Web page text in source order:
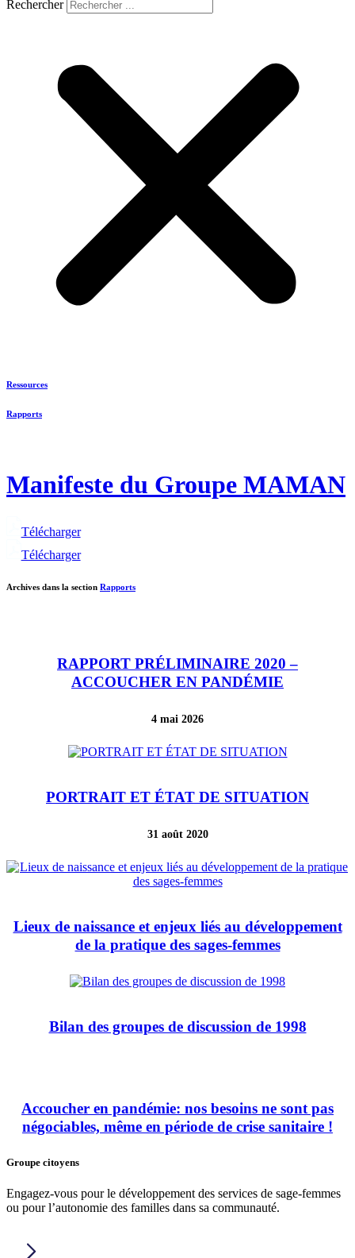
Rechercher
Ressources
Rapports
Manifeste du Groupe MAMAN
Télécharger
Télécharger
Archives dans la section Rapports
RAPPORT PRÉLIMINAIRE 2020 –
ACCOUCHER EN PANDÉMIE
4 mai 2026
PORTRAIT ET ÉTAT DE SITUATION
31 août 2020
Lieux de naissance et enjeux liés au développement
de la pratique des sages-femmes
Bilan des groupes de discussion de 1998
Accoucher en pandémie: nos besoins ne sont pas
négociables, même en période de crise sanitaire !
Groupe citoyens
Engagez-vous pour le développement des services de sage-femmes
ou pour l’autonomie des familles dans sa communauté.